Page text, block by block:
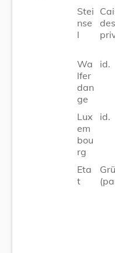
Stei
nse
l
Wa
lfer
dan
ge
id.
Lux
em
bou
rg
id.
Eta
t